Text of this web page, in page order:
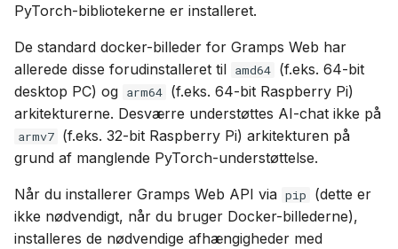
PyTorch-bibliotekerne er installeret.
De standard docker-billeder for Gramps Web har
allerede disse forudinstalleret til amd64 (f.eks. 64-bit
desktop PC) og arm64 (f.eks. 64-bit Raspberry Pi)
arkitekturerne. Desværre understøttes AI-chat ikke på
armv7 (f.eks. 32-bit Raspberry Pi) arkitekturen på
grund af manglende PyTorch-understøttelse.
Når du installerer Gramps Web API via pip
(dette er
ikke nødvendigt, når du bruger Docker-billederne),
installeres de nødvendige afhængigheder med